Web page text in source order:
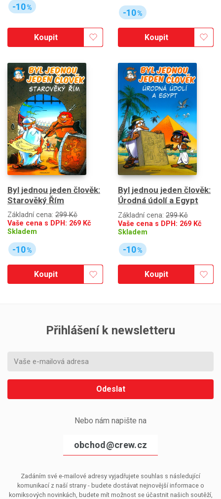
-10%
Koupit
-10%
Koupit
Byl jednou jeden člověk:
Starověký Řím
Základní cena: 299 Kč
Vaše cena s DPH: 269 Kč
Skladem
-10%
Koupit
Byl jednou jeden člověk:
Úrodná údolí a Egypt
Základní cena: 299 Kč
Vaše cena s DPH: 269 Kč
Skladem
-10%
Koupit
Přihlášení k newsletteru
Odeslat
Nebo nám napište na
obchod@crew.cz
Zadáním své e-mailové adresy vyjadřujete souhlas s následující
komunikací z naší strany - budete dostávat nejnovější informace o
komiksových novinkách, budete mít možnost se účastnit našich soutěží,